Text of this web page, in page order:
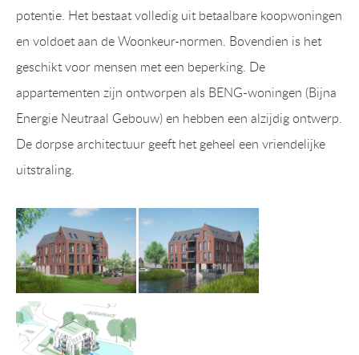
potentie. Het bestaat volledig uit betaalbare koopwoningen
en voldoet aan de Woonkeur-normen. Bovendien is het
geschikt voor mensen met een beperking. De
appartementen zijn ontworpen als BENG-woningen (Bijna
Energie Neutraal Gebouw) en hebben een alzijdig ontwerp.
De dorpse architectuur geeft het geheel een vriendelijke
uitstraling.